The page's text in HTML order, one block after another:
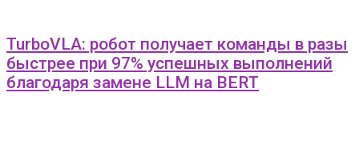
TurboVLA: робот получает команды в разы
быстрее при 97% успешных выполнений
благодаря замене LLM на BERT